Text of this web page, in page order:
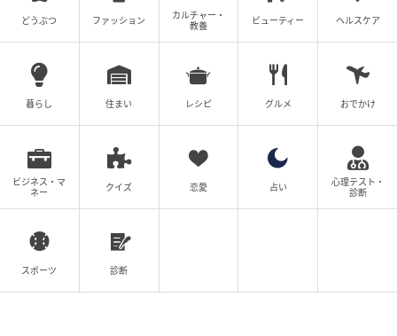
【ラッキープレイス】カフェ
【4位】牡牛座
どうぶつ ファッション
カルチャー・
教養
ビューティー ヘルスケア
暮らし 住まい レシピ グルメ おでかけ
ビジネス・マ
ネー
クイズ 恋愛 占い
心理テスト・
診断
スポーツ 診断